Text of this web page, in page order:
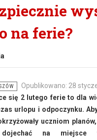
na ferie?
Opublikowano: 28
się 2 lutego ferie to dla
urlopu i odpoczynku.
uczniom
dojechać na miejsce